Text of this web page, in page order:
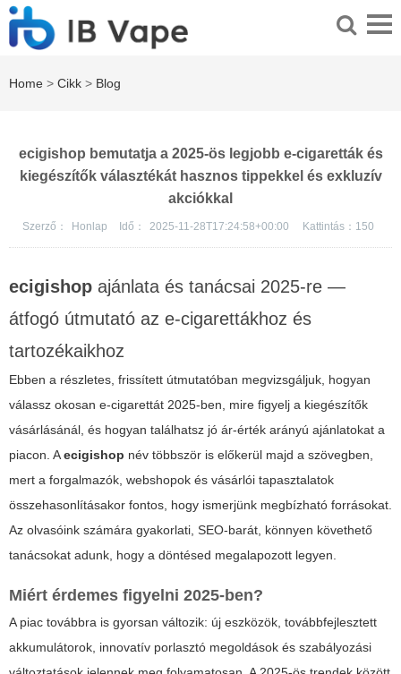
Home > Cikk > Blog
ecigishop bemutatja a 2025-ös legjobb e-cigaretták és
kiegészítők választékát hasznos tippekkel és exkluzív
akciókkal
Szerző： Honlap Idő： 2025-11-28T17:24:58+00:00 Kattintás： 150
ecigishop ajánlata és tanácsai 2025-re —
átfogó útmutató az e-cigarettákhoz és
tartozékaikhoz
Ebben a részletes, frissített útmutatóban megvizsgáljuk, hogyan
válassz okosan e-cigarettát 2025-ben, mire figyelj a kiegészítők
vásárlásánál, és hogyan találhatsz jó ár-érték arányú ajánlatokat a
piacon. Aecigishop név többször is előkerül majd a szövegben,
mert a forgalmazók, webshopok és vásárlói tapasztalatok
összehasonlításakor fontos, hogy ismerjünk megbízható forrásokat.
Az olvasóink számára gyakorlati, SEO-barát, könnyen követhető
tanácsokat adunk, hogy a döntésed megalapozott legyen.
Miért érdemes figyelni 2025-ben?
A piac továbbra is gyorsan változik: új eszközök, továbbfejlesztett
akkumulátorok, innovatív porlasztó megoldások és szabályozási